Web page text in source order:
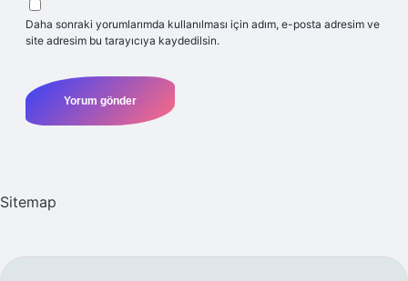
Daha sonraki yorumlarımda kullanılması için adım, e-posta adresim ve
site adresim bu tarayıcıya kaydedilsin.
Sitemap